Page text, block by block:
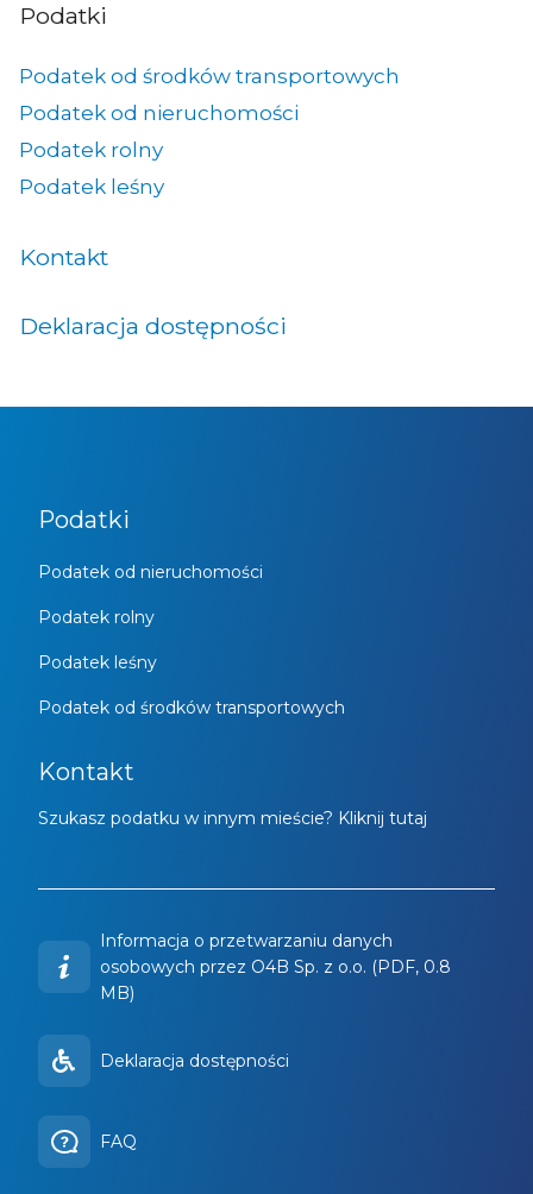
Podatki
Podatek od środków transportowych
Podatek od nieruchomości
Podatek rolny
Podatek leśny
Kontakt
Deklaracja dostępności
Podatki
Podatek od nieruchomości
Podatek rolny
Podatek leśny
Podatek od środków transportowych
Kontakt
Szukasz podatku w innym mieście? Kliknij tutaj
Informacja o przetwarzaniu danych
osobowych przez O4B Sp. z o.o. (PDF, 0.8
MB)
Deklaracja dostępności
FAQ